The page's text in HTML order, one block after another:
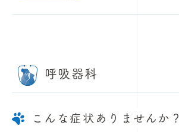
呼吸器科
こんな症状ありませんか？